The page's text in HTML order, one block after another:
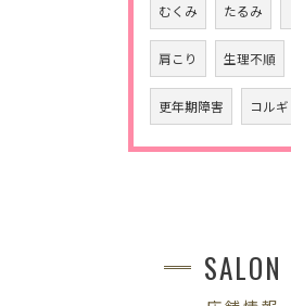
むくみ たるみ
肩こり 生理不順
更年期障害 コルギ
SALON